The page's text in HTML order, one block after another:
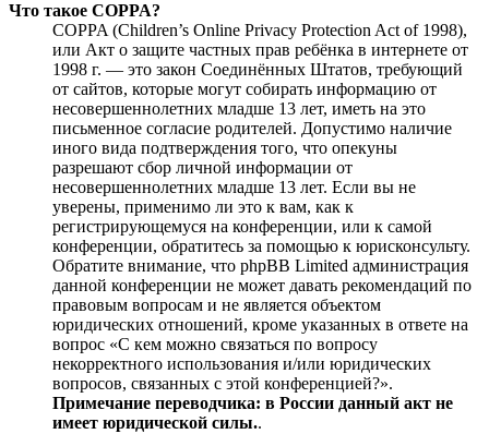
Что такое COPPA?
COPPA (Children’s Online Privacy Protection Act of 1998),
или Акт о защите частных прав ребёнка в интернете от
1998 г. — это закон Соединённых Штатов, требующий
от сайтов, которые могут собирать информацию от
несовершеннолетних младше 13 лет, иметь на это
письменное согласие родителей. Допустимо наличие
иного вида подтверждения того, что опекуны
разрешают сбор личной информации от
несовершеннолетних младше 13 лет. Если вы не
уверены, применимо ли это к вам, как к
регистрирующемуся на конференции, или к самой
конференции, обратитесь за помощью к юрисконсульту.
Обратите внимание, что phpBB Limited администрация
данной конференции не может давать рекомендаций по
правовым вопросам и не является объектом
юридических отношений, кроме указанных в ответе на
вопрос «С кем можно связаться по вопросу
некорректного использования и/или юридических
вопросов, связанных с этой конференцией?».
Примечание переводчика: в России данный акт не
имеет юридической силы..